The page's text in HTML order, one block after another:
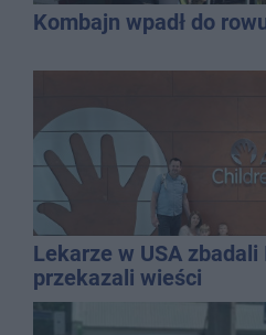
Kombajn wpadł do
Lekarze w USA
przekazali wieści